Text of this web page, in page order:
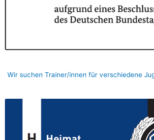
Wir suchen Trainer/innen für verschiedene